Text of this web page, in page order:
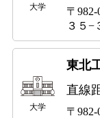
大学
〒
３５−
大学
東北
直線
〒